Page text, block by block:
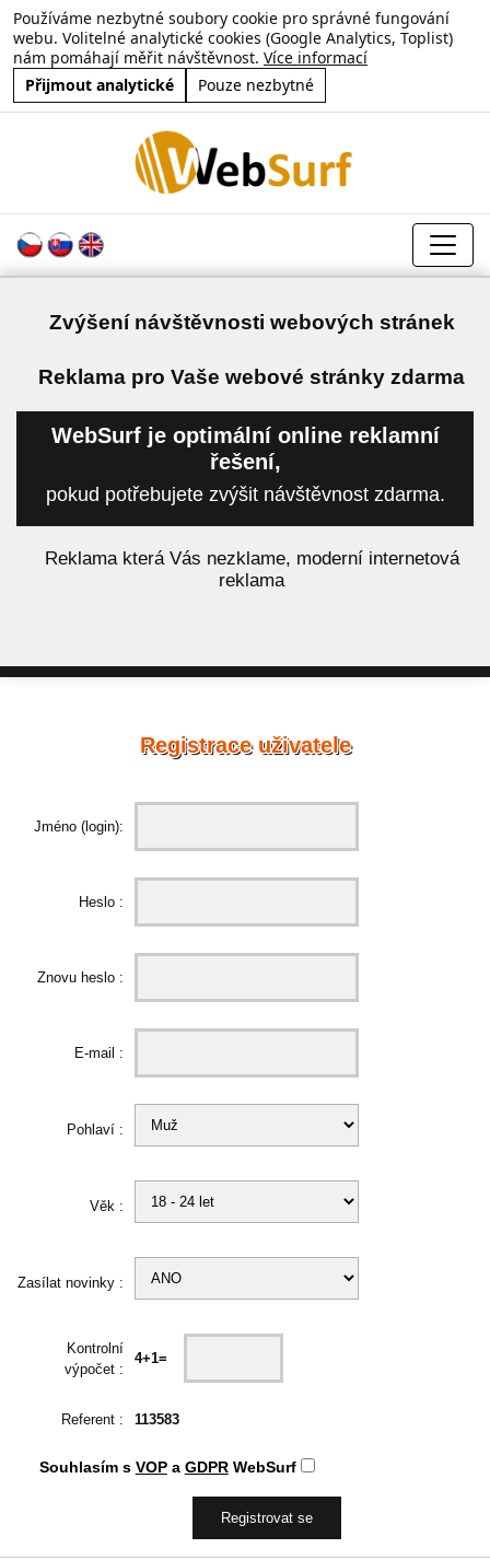
Používáme nezbytné soubory cookie pro správné fungování
webu. Volitelné analytické cookies (Google Analytics, Toplist)
nám pomáhají měřit návštěvnost. Více informací
Přijmout analytické
Pouze nezbytné
Zvýšení návštěvnosti webových stránek
Reklama pro Vaše webové stránky zdarma
WebSurf je optimální online reklamní
řešení,
pokud potřebujete zvýšit návštěvnost zdarma.
Reklama která Vás nezklame, moderní internetová
reklama
Registrace uživatele
Jméno (login):
Heslo :
Znovu heslo :
E-mail :
Pohlaví :
Věk :
Zasílat novinky :
Kontrolní
výpočet :
4+1=
Referent : 113583
Souhlasím s VOPa GDPRWebSurf